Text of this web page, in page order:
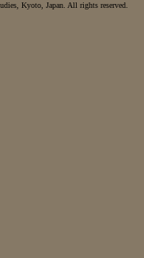
Kyoto, Japan. All rights reserved.